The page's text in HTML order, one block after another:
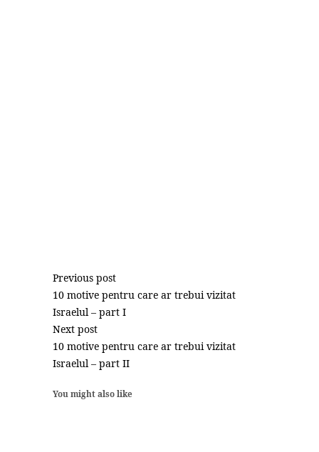
Previous post
10 motive pentru care ar trebui vizitat
Israelul – part I
Next post
10 motive pentru care ar trebui vizitat
Israelul – part II
You might also like